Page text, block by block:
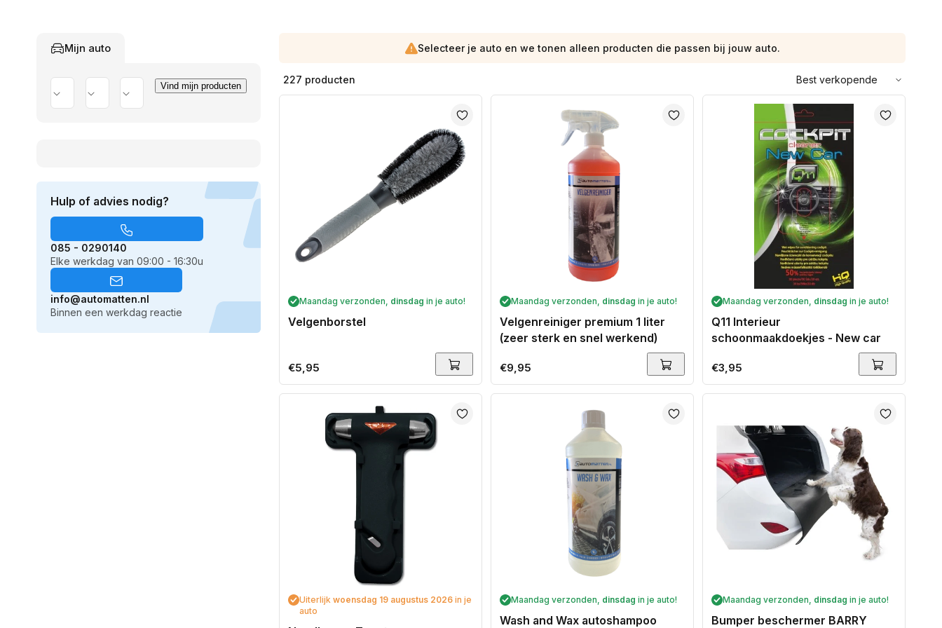
Mijn auto
Model Uitvoering
Vind mijn producten
Hulp of advies nodig?
085 - 0290140
Elke werkdag van 09:00 - 16:30u
info@automatten.nl
Binnen een werkdag reactie
Selecteer je auto en we tonen alleen producten die passen bij jouw auto.
227 producten
Sorteer
op:
Maandag verzonden, dinsdag in je auto!
Velgenborstel
Normale
prijs
€5,95
Maandag verzonden, dinsdag in je auto!
Velgenreiniger premium 1 liter
(zeer sterk en snel werkend)
Normale
prijs
€9,95
Maandag verzonden, dinsdag in je auto!
Q11 Interieur
schoonmaakdoekjes - New car
Normale
prijs
€3,95
Uiterlijk woensdag 19 augustus 2026 in je
auto
Maandag verzonden, dinsdag in je auto!
Wash and Wax autoshampoo
Maandag verzonden, dinsdag in je auto!
Bumper beschermer BARRY